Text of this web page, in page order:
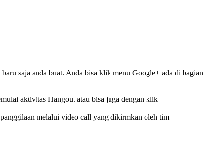
saja anda buat. Anda bisa klik menu Google+ ada di bagian
aktivitas Hangout atau bisa juga dengan klik
melalui video call yang dikirmkan oleh tim